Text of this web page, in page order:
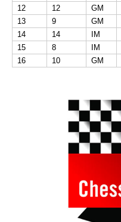
12
12 GM
13
9 GM
14
14 IM
15
8 IM
16
10 GM